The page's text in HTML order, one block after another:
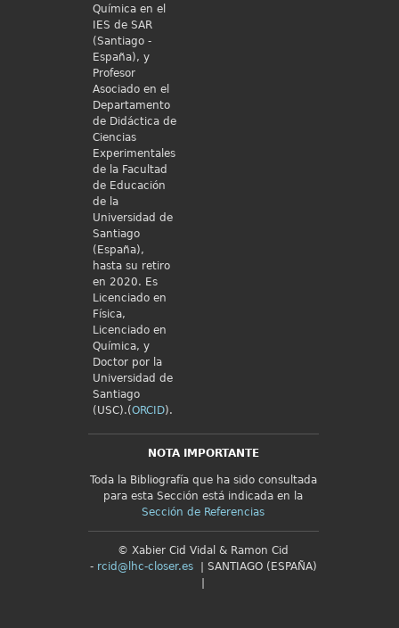
Química en el
IES de SAR
(Santiago -
España), y
Profesor
Asociado en el
Departamento
de Didáctica de
Ciencias
Experimentales
de la Facultad
de Educación
de la
Universidad de
Santiago
(España),
hasta su retiro
en 2020. Es
Licenciado en
Física,
Licenciado en
Química, y
Doctor por la
Universidad de
Santiago
(USC).(ORCID).
NOTA IMPORTANTE
Toda la Bibliografía que ha sido consultada
para esta Sección está indicada en la
Sección de Referencias
© Xabier Cid Vidal & Ramon Cid
- rcid@lhc-closer.es
| SANTIAGO (ESPAÑA)